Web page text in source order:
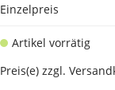
Einzelpreis
Artikel vorrätig
Preis(e) zzgl.